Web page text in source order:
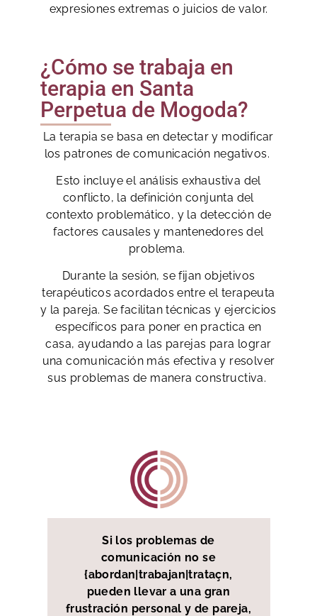
expresiones extremas o juicios de valor.
¿Cómo se trabaja en
terapia en Santa
Perpetua de Mogoda?
La terapia se basa en detectar y modificar
los patrones de comunicación negativos.
Esto incluye el análisis exhaustiva del
conflicto, la definición conjunta del
contexto problemático, y la detección de
factores causales y mantenedores del
problema.
Durante la sesión, se fijan objetivos
terapéuticos acordados entre el terapeuta
y la pareja. Se facilitan técnicas y ejercicios
específicos para poner en practica en
casa, ayudando a las parejas para lograr
una comunicación más efectiva y resolver
sus problemas de manera constructiva.
Si los problemas de
comunicación no se
{abordan|trabajan|trataçn,
pueden llevar a una gran
frustración personal y de pareja,